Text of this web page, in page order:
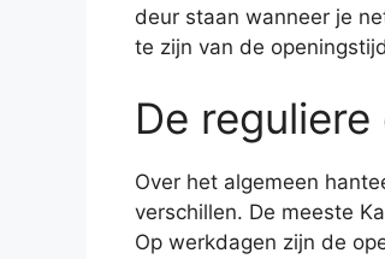
deur staan wanneer je
te zijn van de
De
Over het algemeen
verschillen. De meeste
Op werkdagen zijn de